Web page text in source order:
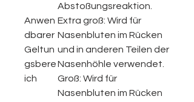
Abstoßungsreaktion.
Anwen
dbarer
Geltun
gsbere
ich
Extra groß: Wird für
Nasenbluten im Rücken
und in anderen Teilen der
Nasenhöhle verwendet.
Groß: Wird für
Nasenbluten im Rücken